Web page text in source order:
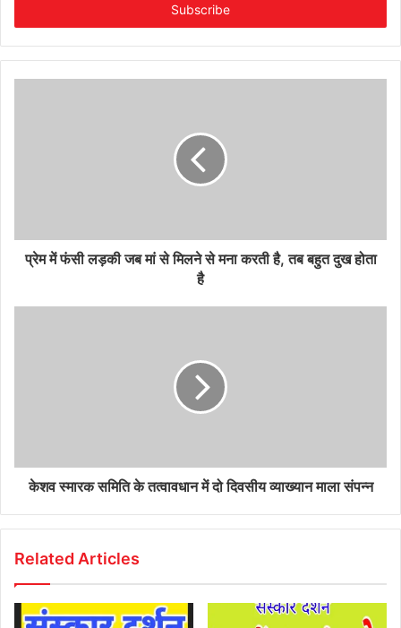
प्रेम में फंसी लड़की जब मां से मिलने से मना करती है, तब बहुत दुख होता
है
केशव स्मारक समिति के तत्वावधान में दो दिवसीय व्याख्यान माला संपन्न
Related Articles